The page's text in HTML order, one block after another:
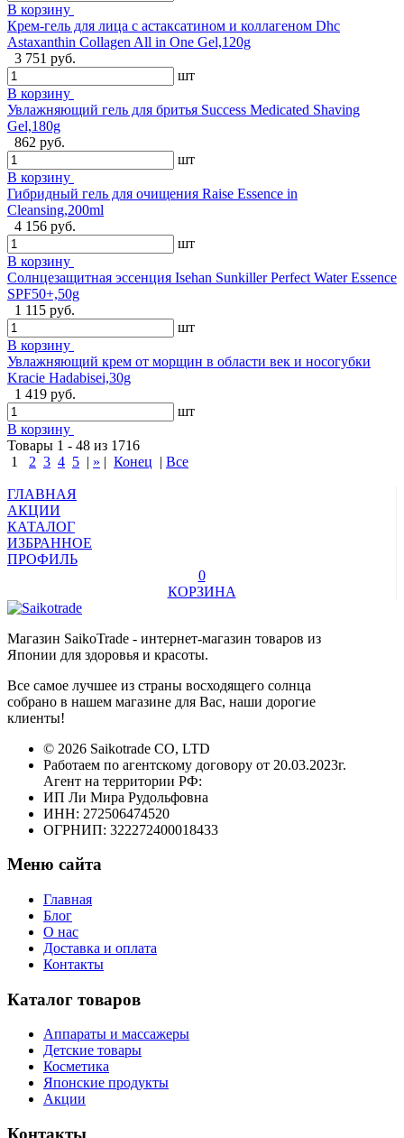
В корзину
Крем-гель для лица с астаксатином и коллагеном Dhc
Astaxanthin Collagen All in One Gel,120g
3 751 руб.
шт
В корзину
Увлажняющий гель для бритья Success Medicated Shaving
Gel,180g
862 руб.
шт
В корзину
Гибридный гель для очищения Raise Essence in
Cleansing,200ml
4 156 руб.
шт
В корзину
Солнцезащитная эссенция Isehan Sunkiller Perfect Water Essence
SPF50+,50g
1 115 руб.
шт
В корзину
Увлажняющий крем от морщин в области век и носогубки
Kracie Hadabisei,30g
1 419 руб.
шт
В корзину
Товары 1 - 48 из 1716
1
2 3 4 5 | » | Конец | Все
ГЛАВНАЯ
АКЦИИ
КАТАЛОГ
ИЗБРАННОЕ
ПРОФИЛЬ
0
КОРЗИНА
Магазин SaikoTrade - интернет-магазин товаров из
Японии для здоровья и красоты.
Все самое лучшее из страны восходящего солнца
собрано в нашем магазине для Вас, наши дорогие
клиенты!
© 2026 Saikotrade CO, LTD
Работаем по агентскому договору от 20.03.2023г.
Агент на территории РФ:
ИП Ли Мира Рудольфовна
ИНН: 272506474520
ОГРНИП: 322272400018433
Меню сайта
Главная
Блог
О нас
Доставка и оплата
Контакты
Каталог товаров
Аппараты и массажеры
Детские товары
Косметика
Японские продукты
Акции
Контакты